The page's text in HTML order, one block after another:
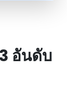
อันดับ